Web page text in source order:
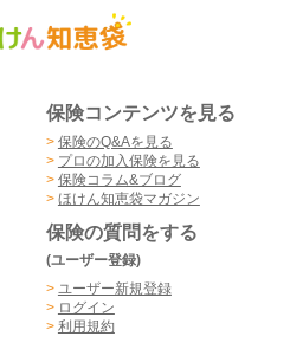
保険コンテンツを見る
> 保険のQ&Aを見る
> プロの加入保険を見る
> 保険コラム&ブログ
> ほけん知恵袋マガジン
保険の質問をする
(ユーザー登録)
> ユーザー新規登録
> ログイン
> 利用規約